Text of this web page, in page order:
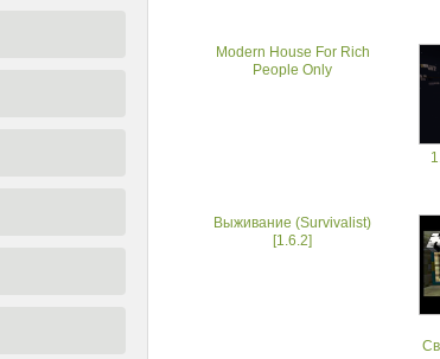
Modern House For Rich
People Only
Выживание (Survivalist)
[1.6.2]